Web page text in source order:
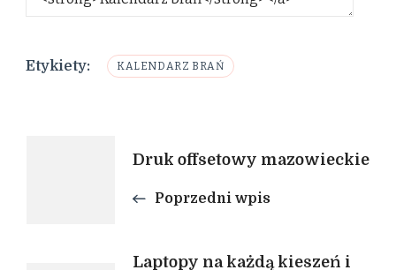
Etykiety: KALENDARZ BRAŃ
NawigacjaDruk offsetowy mazowieckie
Poprzedni wpis
Laptopy na każdą kieszeń i